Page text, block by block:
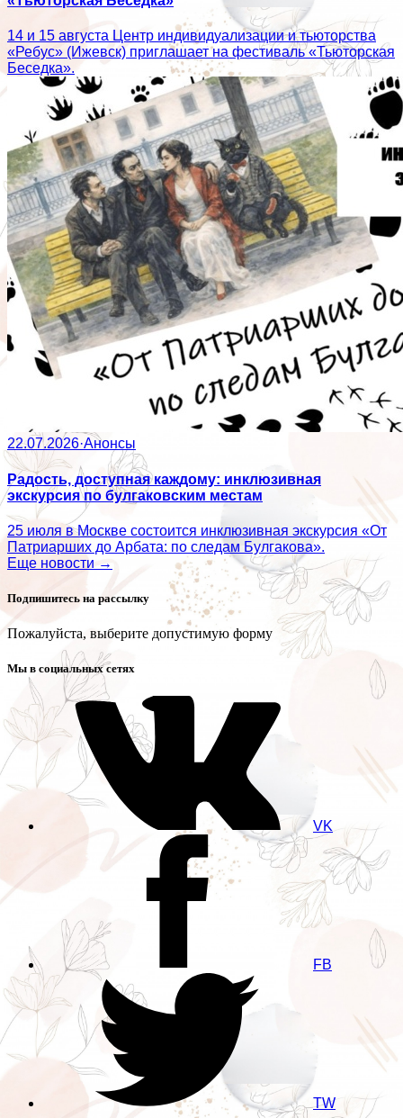
14 и 15 августа Центр индивидуализации и тьюторства
«Ребус» (Ижевск) приглашает на фестиваль «Тьюторская
Беседка».
22.07.2026·Анонсы
Радость, доступная каждому: инклюзивная
экскурсия по булгаковским местам
25 июля в Москве состоится инклюзивная экскурсия «От
Патриарших до Арбата: по следам Булгакова».
Еще новости →
Подпишитесь на рассылку
Пожалуйста, выберите допустимую форму
Мы в социальных сетях
VK
FB
TW